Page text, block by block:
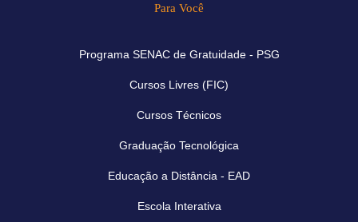
Para Você
Programa SENAC de Gratuidade - PSG
Cursos Livres (FIC)
Cursos Técnicos
Graduação Tecnológica
Educação a Distância - EAD
Escola Interativa